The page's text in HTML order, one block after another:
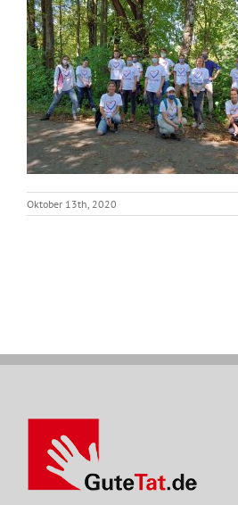
Oktober 13th, 2020